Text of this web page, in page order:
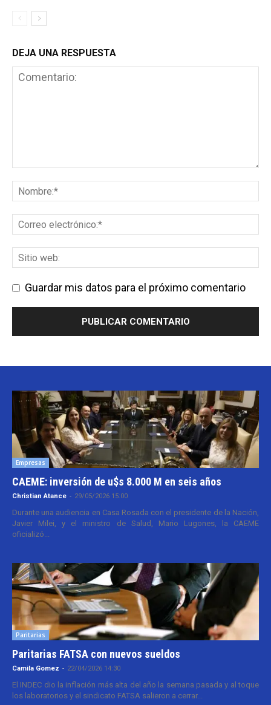
DEJA UNA RESPUESTA
Guardar mis datos para el próximo comentario
Empresas
CAEME: inversión de u$s 8.000 M en seis años
Christian Atance - 29/05/2026 15:00
Durante una audiencia en Casa Rosada con el presidente de la Nación,
Javier Milei, y el ministro de Salud, Mario Lugones, la CAEME
oficializó...
Paritarias
Paritarias FATSA con nuevos sueldos
Camila Gomez - 22/04/2026 14:30
El INDEC dio la inflación más alta del año la semana pasada y al toque
los laboratorios y el sindicato FATSA salieron a cerrar...